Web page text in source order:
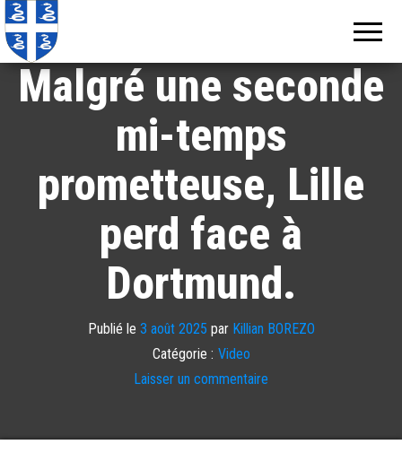
Malgré une seconde
mi-temps
prometteuse, Lille
perd face à
Dortmund.
Publié le 3 août 2025 par Killian BOREZO
Catégorie : Video
Laisser un commentaire